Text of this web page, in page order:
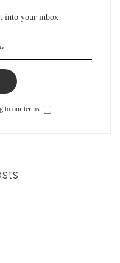
into your inbox
to our terms.